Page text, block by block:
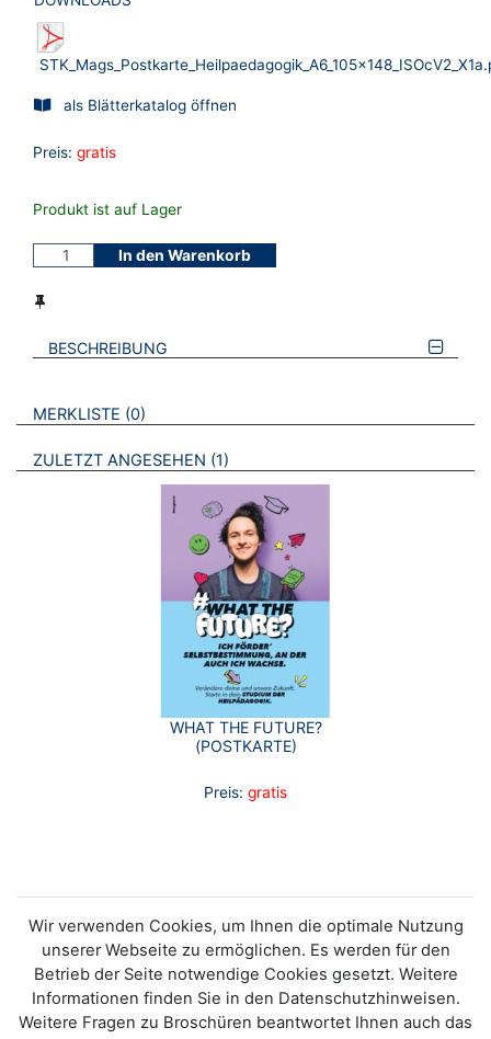
als Blätterkatalog öffnen
Preis: gratis
Produkt ist auf Lager
In den Warenkorb
BESCHREIBUNG
VERWEISE AUF VERMERKTE- ODER ZULETZT ANGESEHENE
MERKLISTE 0 BROSCHÜREN
ZULETZT ANGESEHEN 1 BROSCHÜREN
WHAT THE FUTURE?
(POSTKARTE)
Preis: gratis
Wir verwenden Cookies, um Ihnen die optimale Nutzung
unserer Webseite zu ermöglichen. Es werden für den
Betrieb der Seite notwendige Cookies gesetzt. Weitere
Informationen finden Sie in den Datenschutzhinweisen.
Weitere Fragen zu Broschüren beantwortet Ihnen auch das